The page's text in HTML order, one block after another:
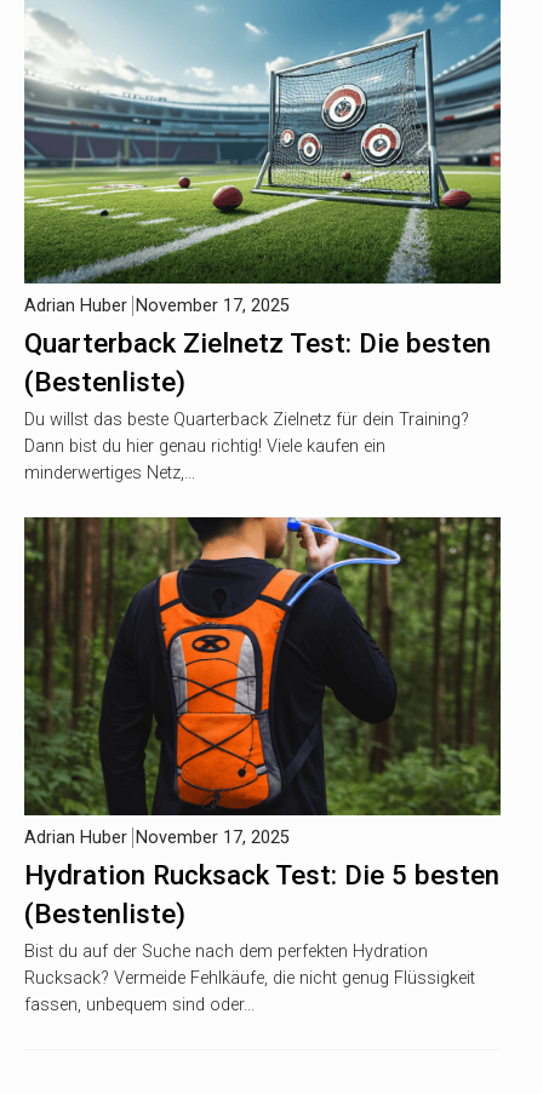
Quarterback Zielnetz Test: Die besten
(Bestenliste)
Adrian Huber November 17, 2025
Du willst das beste Quarterback Zielnetz für dein Training?
Dann bist du hier genau richtig! Viele kaufen ein
minderwertiges Netz,…
Hydration Rucksack Test: Die 5 besten
(Bestenliste)
Adrian Huber November 17, 2025
Bist du auf der Suche nach dem perfekten Hydration
Rucksack? Vermeide Fehlkäufe, die nicht genug Flüssigkeit
fassen, unbequem sind oder…